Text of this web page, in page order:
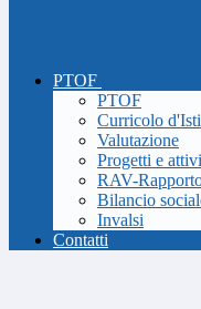
PTOF
PTOF
Curricolo
Valutazione
Progetti e
RAV-
Bilancio
Invalsi
Contatti